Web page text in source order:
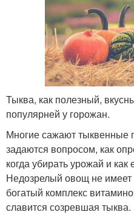
Тыква, как полезный,
популярней у горожан.
Многие сажают тыквенные
задаются вопросом, как
когда убирать урожай и как
Недозрелый овощ не имеет
богатый комплекс
славится созревшая тыква.